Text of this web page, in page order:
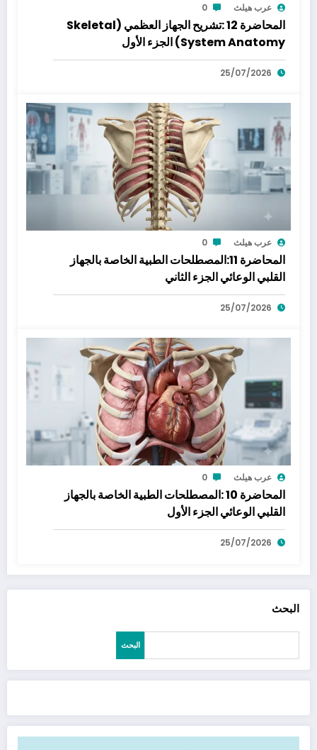
عرب هيلث 0
المحاضرة 12 :تشريح الجهاز العظمي (Skeletal
System Anatomy) الجزء الأول
25/07/2026
عرب هيلث 0
المحاضرة 11:المصطلحات الطبية الخاصة بالجهاز
القلبي الوعائي الجزء الثاني
25/07/2026
عرب هيلث 0
المحاضرة 10 :المصطلحات الطبية الخاصة بالجهاز
القلبي الوعائي الجزء الأول
25/07/2026
البحث
البحث